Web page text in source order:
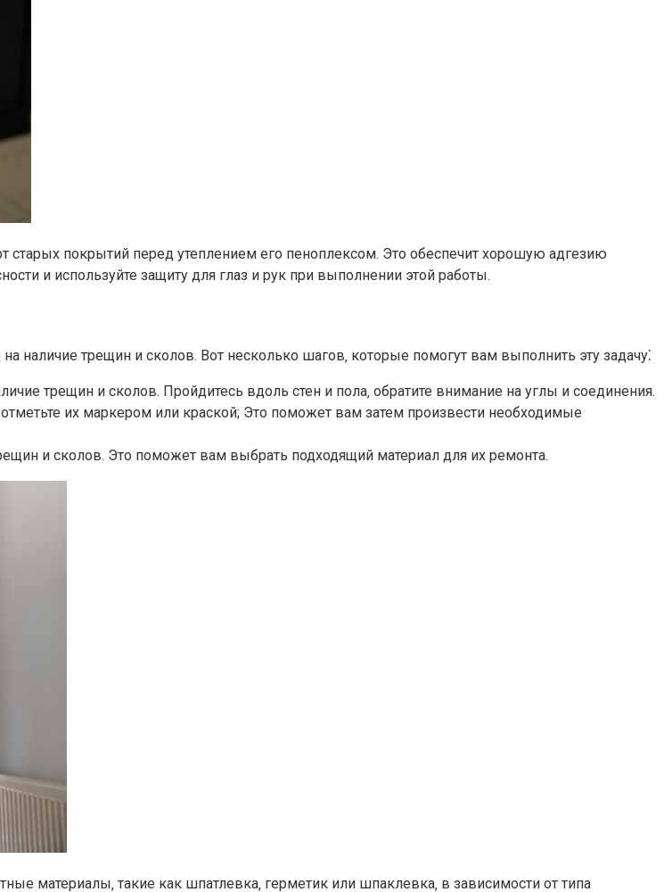
покрытий перед утеплением его пеноплексом.​ Это обеспечит хорошую адгезию
и используйте защиту для глаз и рук при выполнении этой работы.
наличие трещин и сколов.​ Вот несколько шагов‚ которые помогут вам выполнить эту задачу⁚
трещин и сколов.​ Пройдитесь вдоль стен и пола‚ обратите внимание на углы и соединения.​
их маркером или краской; Это поможет вам затем произвести необходимые
и сколов. Это поможет вам выбрать подходящий материал для их ремонта.
материалы‚ такие как шпатлевка‚ герметик или шпаклевка‚ в зависимости от типа